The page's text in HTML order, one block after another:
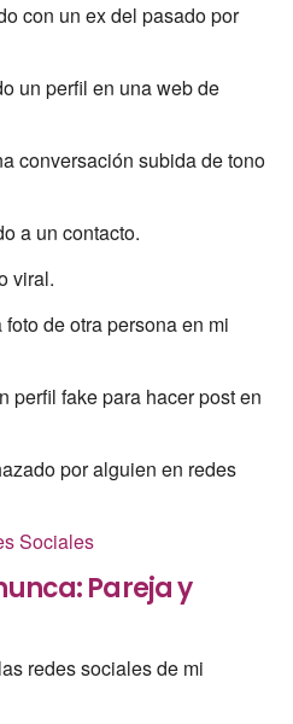
con un ex del pasado por
un perfil en una web de
conversación subida de tono
a un contacto.
viral.
de otra persona en mi
perfil fake para hacer post en
por alguien en redes
Sociales
Pareja y
redes sociales de mi